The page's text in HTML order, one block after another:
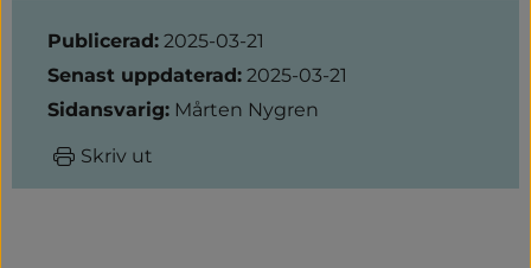
Sidinformation
Publicerad: 2025-03-21
Senast uppdaterad: 2025-03-21
Sidansvarig: Mårten Nygren
Skriv ut